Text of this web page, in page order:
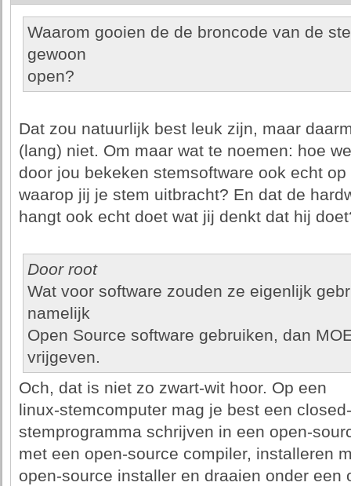
Waarom gooien de de broncode van de
gewoon
open?
Dat zou natuurlijk best leuk zijn, maar
(lang) niet. Om maar wat te noemen: hoe
door jou bekeken stemsoftware ook echt
waarop jij je stem uitbracht? En dat de
hangt ook echt doet wat jij denkt dat hij
Door root
Wat voor software zouden ze eigenlijk
namelijk
Open Source software gebruiken, dan
vrijgeven.
Och, dat is niet zo zwart-wit hoor. Op een
linux-stemcomputer mag je best een
stemprogramma schrijven in een open-
met een open-source compiler, installeren
open-source installer en draaien onder een